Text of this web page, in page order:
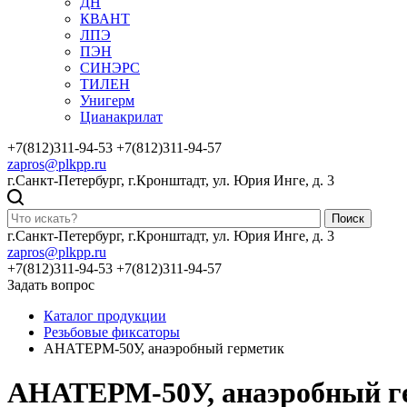
КВАНТ
ЛПЭ
ПЭН
СИНЭРС
ТИЛЕН
Унигерм
Цианакрилат
+7(812)311-94-53 +7(812)311-94-57
zapros@plkpp.ru
г.Санкт-Петербург, г.Кронштадт, ул. Юрия Инге, д. 3
Поиск
г.Санкт-Петербург, г.Кронштадт, ул. Юрия Инге, д. 3
zapros@plkpp.ru
+7(812)311-94-53 +7(812)311-94-57
Задать вопрос
Каталог продукции
Резьбовые фиксаторы
АНАТЕРМ-50У, анаэробный герметик
АНАТЕРМ-50У, анаэробный